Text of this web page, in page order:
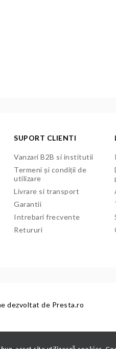
SUPORT CLIENTI
Vanzari B2B si institutii
Termeni și condiții de
utilizare
Livrare si transport
Garantii
Intrebari frecvente
Retururi
dezvoltat de Presta.ro